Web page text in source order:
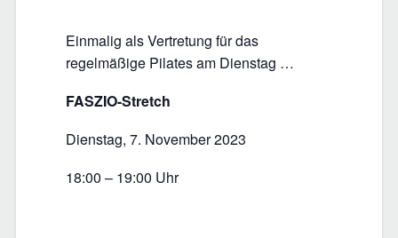
Einmalig als Vertretung für das
regelmäßige Pilates am Dienstag …
FASZIO-Stretch
Dienstag, 7. November 2023
18:00 – 19:00 Uhr